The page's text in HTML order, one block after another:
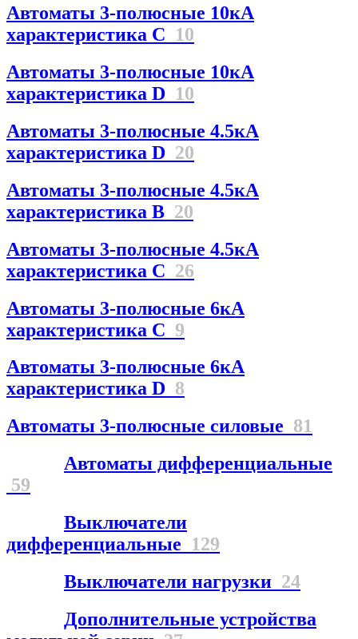
Автоматы 3-полюсные 10кА
характеристика C 10
Автоматы 3-полюсные 10кА
характеристика D 10
Автоматы 3-полюсные 4.5кА
характеристика D 20
Автоматы 3-полюсные 4.5кА
характеристика В 20
Автоматы 3-полюсные 4.5кА
характеристика С 26
Автоматы 3-полюсные 6кА
характеристика C 9
Автоматы 3-полюсные 6кА
характеристика D 8
Автоматы 3-полюсные силовые 81
Автоматы дифференциальные
59
Выключатели
дифференциальные 129
Выключатели нагрузки 24
Дополнительные устройства